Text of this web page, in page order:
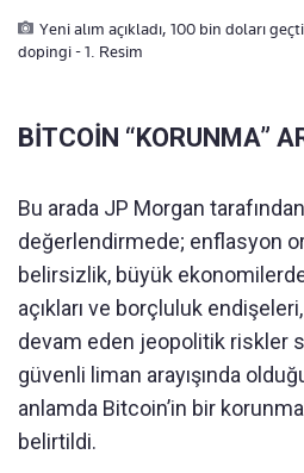
Yeni alım açıkladı, 100 bin doları
dopingi - 1. Resim
BİTCOİN “KORUNMA”
Bu arada JP Morgan
değerlendirmede; enflasyon
belirsizlik, büyük
açıkları ve borçluluk
devam eden jeopolitik riskler
güvenli liman arayışında
anlamda Bitcoin’in bir
belirtildi.